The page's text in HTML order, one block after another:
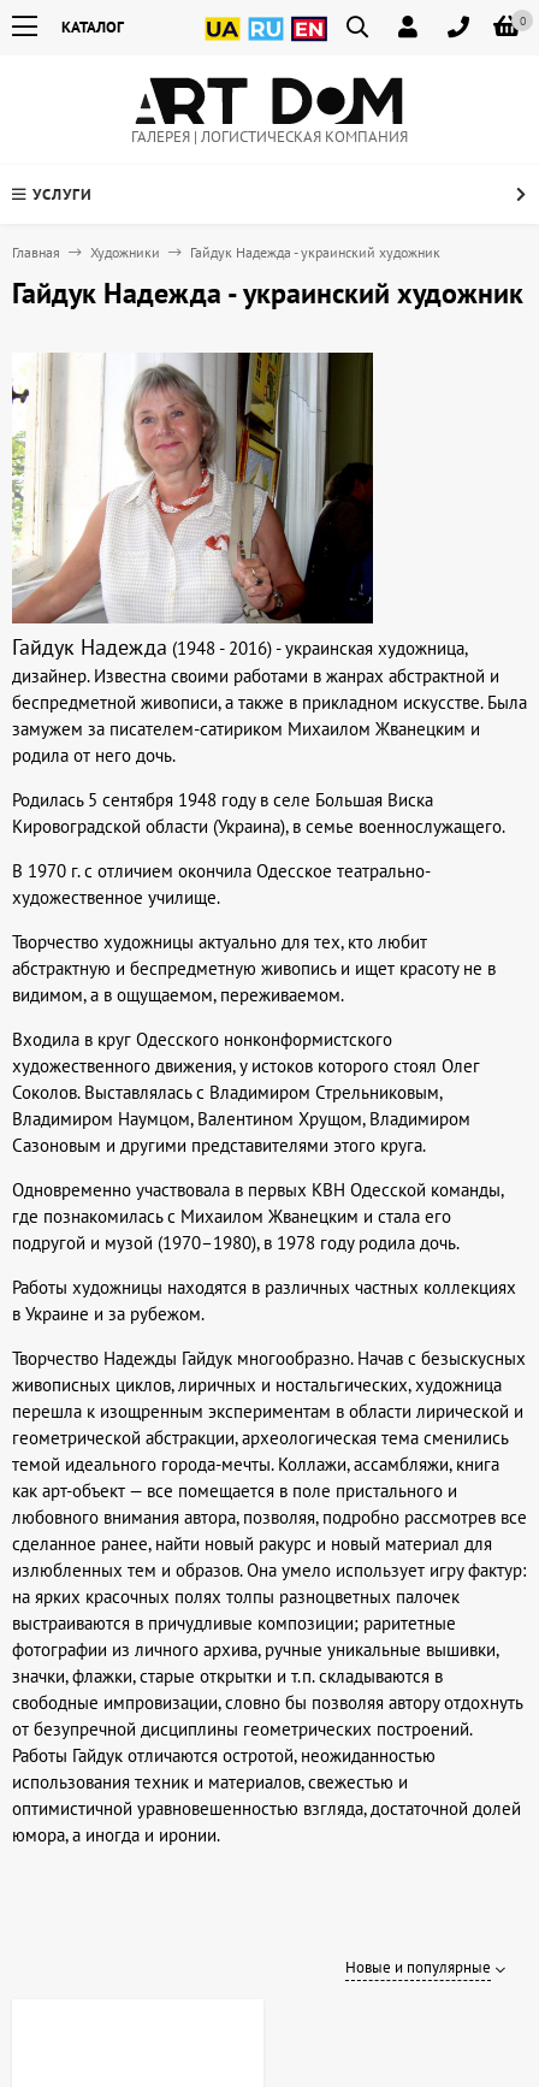
0
КАТАЛОГ
ГАЛЕРЕЯ | ЛОГИСТИЧЕСКАЯ КОМПАНИЯ
УСЛУГИ
Главная Художники Гайдук Надежда - украинский художник
Гайдук Надежда - украинский художник
Гайдук Надежда (1948 - 2016) - украинская художница,
дизайнер. Известна своими работами в жанрах абстрактной и
беспредметной живописи, а также в прикладном искусстве. Была
замужем за писателем-сатириком Михаилом Жванецким и
родила от него дочь.
Родилась 5 сентября 1948 году в селе Большая Виска
Кировоградской области (Украина), в семье военнослужащего.
В 1970 г. с отличием окончила Одесское театрально-
художественное училище.
Творчество художницы актуально для тех, кто любит
абстрактную и беспредметную живопись и ищет красоту не в
видимом, а в ощущаемом, переживаемом.
Входила в круг Одесского нонконформистского
художественного движения, у истоков которого стоял Олег
Соколов. Выставлялась с Владимиром Стрельниковым,
Владимиром Наумцом, Валентином Хрущом, Владимиром
Сазоновым и другими представителями этого круга.
Одновременно участвовала в первых КВН Одесской команды,
где познакомилась с Михаилом Жванецким и стала его
подругой и музой (1970–1980), в 1978 году родила дочь.
Работы художницы находятся в различных частных коллекциях
в Украине и за рубежом.
Творчество Надежды Гайдук многообразно. Начав с безыскусных
живописных циклов, лиричных и ностальгических, художница
перешла к изощренным экспериментам в области лирической и
геометрической абстракции, археологическая тема сменились
темой идеального города-мечты. Коллажи, ассамбляжи, книга
как арт-объект — все помещается в поле пристального и
любовного внимания автора, позволяя, подробно рассмотрев все
сделанное ранее, найти новый ракурс и новый материал для
излюбленных тем и образов. Она умело использует игру фактур:
на ярких красочных полях толпы разноцветных палочек
выстраиваются в причудливые композиции; раритетные
фотографии из личного архива, ручные уникальные вышивки,
значки, флажки, старые открытки и т.п. складываются в
свободные импровизации, словно бы позволяя автору отдохнуть
от безупречной дисциплины геометрических построений.
Работы Гайдук отличаются остротой, неожиданностью
использования техник и материалов, свежестью и
оптимистичной уравновешенностью взгляда, достаточной долей
юмора, а иногда и иронии.
Новые и популярные